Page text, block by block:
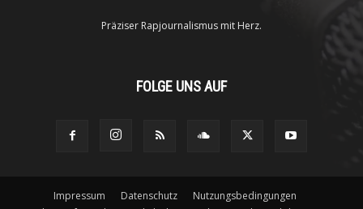
Präziser Rapjournalismus mit Herz.
FOLGE UNS AUF
Impressum Datenschutz
Nutzungsbedingungen